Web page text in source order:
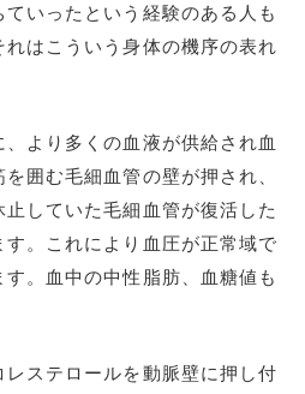
いったという経験のある人も
はこういう身体の機序の表れ
より多くの血液が供給され血
囲む毛細血管の壁が押され、
していた毛細血管が復活した
。これにより血圧が正常域で
。血中の中性脂肪、血糖値も
ステロールを動脈壁に押し付